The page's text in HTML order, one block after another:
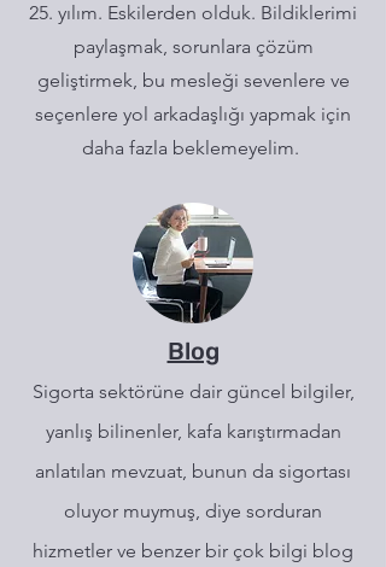
25. yılım. Eskilerden olduk. Bildiklerimi
paylaşmak, sorunlara çözüm
geliştirmek, bu mesleği sevenlere ve
seçenlere yol arkadaşlığı yapmak için
daha fazla beklemeyelim.
Blog
Sigorta sektörüne dair güncel bilgiler,
yanlış bilinenler, kafa karıştırmadan
anlatılan mevzuat, bunun da sigortası
oluyor muymuş, diye sorduran
hizmetler ve benzer bir çok bilgi blog